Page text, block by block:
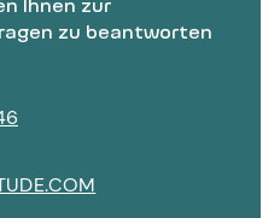
zu beantworten